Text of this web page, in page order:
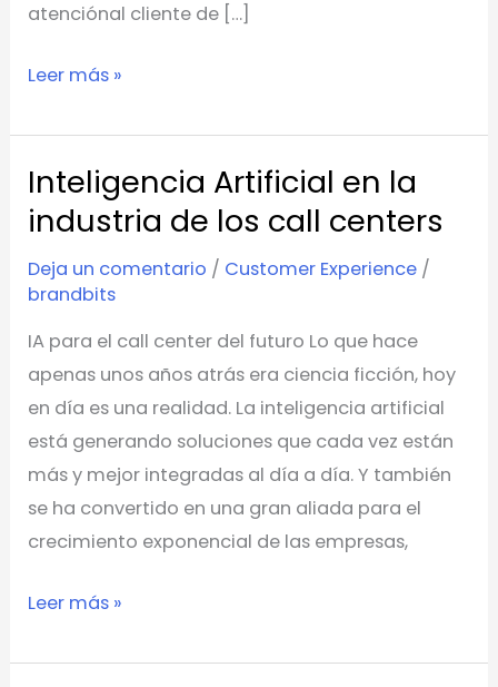
atenciónal cliente de […]
Leer más »
Inteligencia Artificial en la
industria de los call centers
Deja un comentario / Customer Experience /
brandbits
IA para el call center del futuro Lo que hace
apenas unos años atrás era ciencia ficción, hoy
en día es una realidad. La inteligencia artificial
está generando soluciones que cada vez están
más y mejor integradas al día a día. Y también
se ha convertido en una gran aliada para el
crecimiento exponencial de las empresas,
Inteligencia
Artificial
la
de
los
call
centers
Leer más »